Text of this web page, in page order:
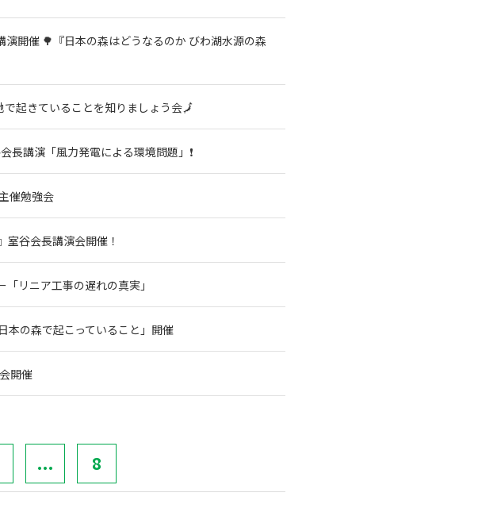
演開催 🌳『日本の森はどうなるのか びわ湖水源の森
起きていることを知りましょう会🗾
長講演「風力発電による環境問題」❗
催勉強会
室谷会長講演会開催！
リニア工事の遅れの真実」
本の森で起こっていること」開催
開催
... 8